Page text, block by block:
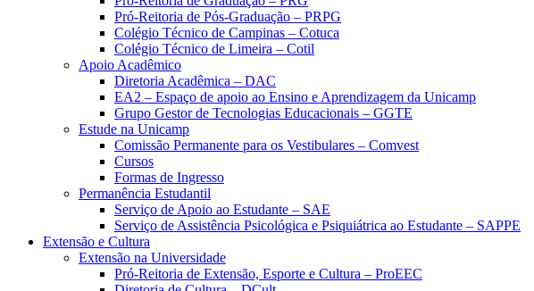
Pró-Reitoria de Pós-Graduação – PRPG
Colégio Técnico de Campinas – Cotuca
Colégio Técnico de Limeira – Cotil
Apoio Acadêmico
Diretoria Acadêmica – DAC
EA2 – Espaço de apoio ao Ensino e Aprendizagem da Unicamp
Grupo Gestor de Tecnologias Educacionais – GGTE
Estude na Unicamp
Comissão Permanente para os Vestibulares – Comvest
Cursos
Formas de Ingresso
Permanência Estudantil
Serviço de Apoio ao Estudante – SAE
Serviço de Assistência Psicológica e Psiquiátrica ao Estudante – SAPPE
Extensão e Cultura
Extensão na Universidade
Pró-Reitoria de Extensão, Esporte e Cultura – ProEEC